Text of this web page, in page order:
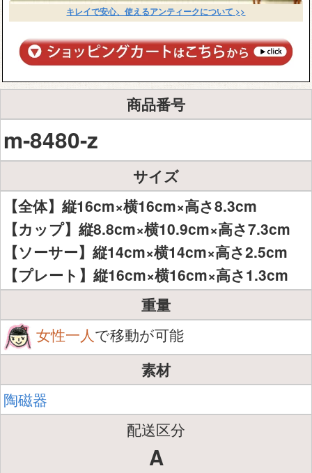
キレイで安心、使えるアンティークについて >>
商品番号
m-8480-z
サイズ
【全体】縦16cm×横16cm×高さ8.3cm
【カップ】縦8.8cm×横10.9cm×高さ7.3cm
【ソーサー】縦14cm×横14cm×高さ2.5cm
【プレート】縦16cm×横16cm×高さ1.3cm
重量
女性一人で移動が可能
素材
陶磁器
配送区分
A